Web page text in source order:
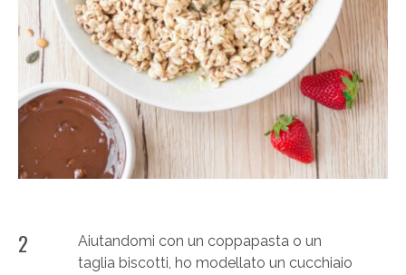
2
Aiutandomi con un coppapasta o un
taglia biscotti, ho modellato un cucchiaio